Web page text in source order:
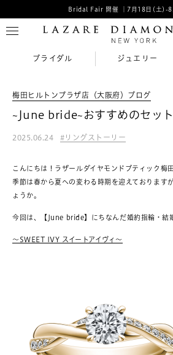
Bridal Fair 開催 ｜7月18日(土)-8
ブライダル ジュエリー
梅田ヒルトンプラザ店（大阪府）ブログ
~June bride~おすすめのセッ
2025.06.24 リングストーリー
こんにちは！ラザールダイヤモンドブティック梅
季節は春から夏への変わる時期を迎えております
ょうか。
今回は、【June bride】にちなんだ婚約指輪・結
～SWEET IVY スイートアイヴィ～